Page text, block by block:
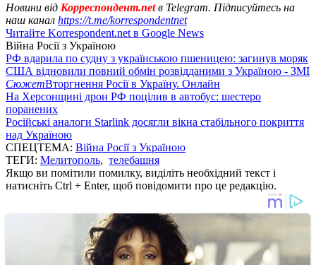
Новини від Корреспондент.netв Telegram. Підписуйтесь на
наш канал https://t.me/korrespondentnet
Читайте Korrespondent.net в Google News
Війна Росії з Україною
РФ вдарила по судну з українською пшеницею: загинув моряк
США відновили повний обмін розвідданими з Україною - ЗМІ
СюжетВторгнення Росії в Україну. Онлайн
На Херсонщині дрон РФ поцілив в автобус: шестеро
поранених
Російські аналоги Starlink досягли вікна стабільного покриття
над Україною
СПЕЦТЕМА: Війна Росії з Україною
ТЕГИ: Мелитополь, телебашня
Якщо ви помітили помилку, виділіть необхідний текст і
натисніть Ctrl + Enter, щоб повідомити про це редакцію.